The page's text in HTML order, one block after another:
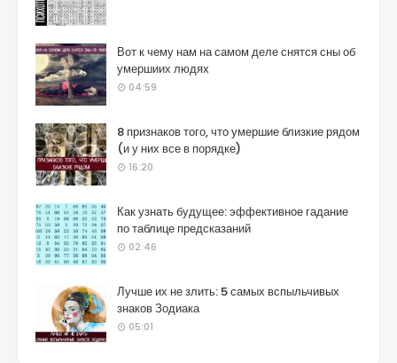
Вот к чему нам на самом деле снятся сны об
умершиих людях
04:59
8 признаков того, что умершие близкие рядом
(и у них все в порядке)
16:20
Как узнать будущее: эффективное гадание
по таблице предсказаний
02:46
Лучше их не злить: 5 самых вспыльчивых
знаков Зодиака
05:01